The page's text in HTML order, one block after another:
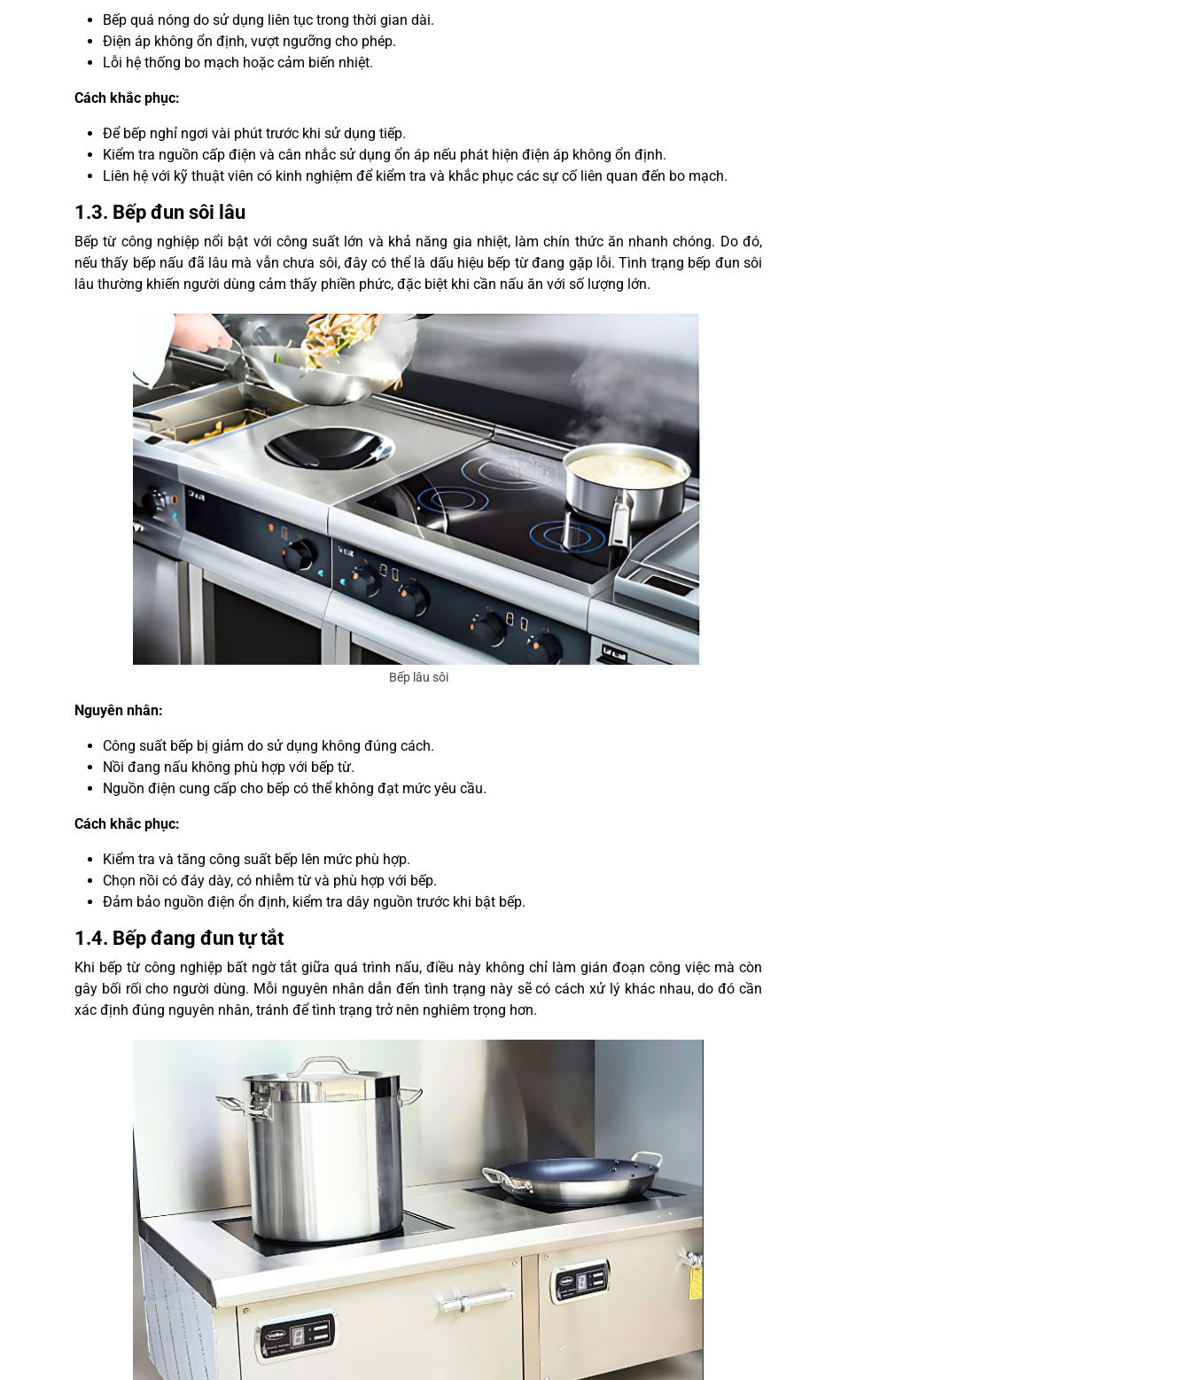
Bếp quá nóng do sử dụng liên tục trong thời gian dài.
Điện áp không ổn định, vượt ngưỡng cho phép.
Lỗi hệ thống bo mạch hoặc cảm biến nhiệt.
Cách khắc phục:
Để bếp nghỉ ngơi vài phút trước khi sử dụng tiếp.
Kiểm tra nguồn cấp điện và cân nhắc sử dụng ổn áp nếu phát hiện điện áp không ổn định.
Liên hệ với kỹ thuật viên có kinh nghiệm để kiểm tra và khắc phục các sự cố liên quan đến bo mạch.
1.3. Bếp đun sôi lâu
Bếp từ công nghiệp nổi bật với công suất lớn và khả năng gia nhiệt, làm chín thức ăn nhanh chóng. Do đó,
nếu thấy bếp nấu đã lâu mà vẫn chưa sôi, đây có thể là dấu hiệu bếp từ đang gặp lỗi. Tình trạng bếp đun sôi
lâu thường khiến người dùng cảm thấy phiền phức, đặc biệt khi cần nấu ăn với số lượng lớn.
Bếp lâu sôi
Nguyên nhân:
Công suất bếp bị giảm do sử dụng không đúng cách.
Nồi đang nấu không phù hợp với bếp từ.
Nguồn điện cung cấp cho bếp có thể không đạt mức yêu cầu.
Cách khắc phục:
Kiểm tra và tăng công suất bếp lên mức phù hợp.
Chọn nồi có đáy dày, có nhiễm từ và phù hợp với bếp.
Đảm bảo nguồn điện ổn định, kiểm tra dây nguồn trước khi bật bếp.
1.4. Bếp đang đun tự tắt
Khi bếp từ công nghiệp bất ngờ tắt giữa quá trình nấu, điều này không chỉ làm gián đoạn công việc mà còn
gây bối rối cho người dùng. Mỗi nguyên nhân dẫn đến tình trạng này sẽ có cách xử lý khác nhau, do đó cần
xác định đúng nguyên nhân, tránh để tình trạng trở nên nghiêm trọng hơn.